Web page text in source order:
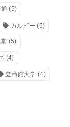
(5)
カルビー (5)
(5)
(4)
立命館大学 (4)